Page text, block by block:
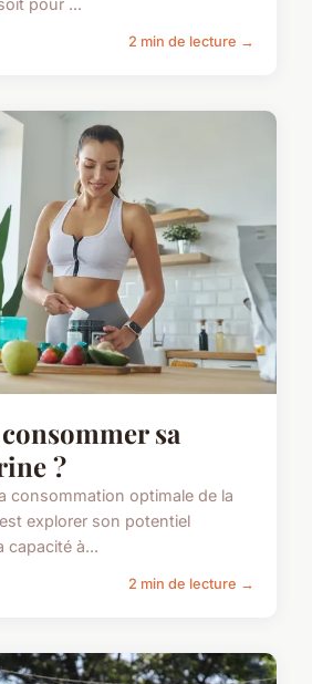
pour ...
2 min de lecture →
sa
?
consommation optimale de la
explorer son potentiel
capacité à...
2 min de lecture →